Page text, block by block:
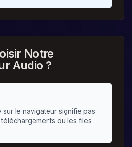
Notre
Audio ?
sur le navigateur signifie pas
ou les files